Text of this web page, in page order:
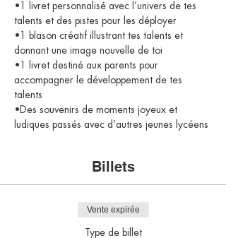
•1 livret personnalisé avec l’univers de tes
talents et des pistes pour les déployer
•1 blason créatif illustrant tes talents et
donnant une image nouvelle de toi
•1 livret destiné aux parents pour
accompagner le développement de tes
talents
•Des souvenirs de moments joyeux et
ludiques passés avec d’autres jeunes lycéens
Billets
Vente expirée
Type de billet